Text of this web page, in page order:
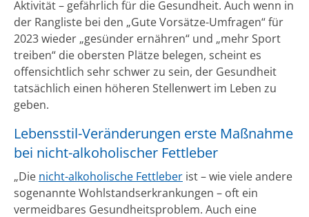
Aktivität – gefährlich für die Gesundheit. Auch wenn in
der Rangliste bei den „Gute Vorsätze-Umfragen“ für
2023 wieder „gesünder ernähren“ und „mehr Sport
treiben“ die obersten Plätze belegen, scheint es
offensichtlich sehr schwer zu sein, der Gesundheit
tatsächlich einen höheren Stellenwert im Leben zu
geben.
Lebensstil-Veränderungen erste Maßnahme
bei nicht-alkoholischer Fettleber
„Die nicht-alkoholische Fettleber ist – wie viele andere
sogenannte Wohlstandserkrankungen – oft ein
vermeidbares Gesundheitsproblem. Auch eine